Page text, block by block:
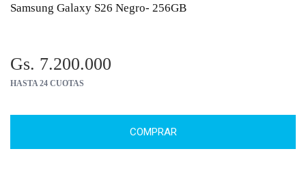
Samsung Galaxy S26 Negro- 256GB
Gs. 7.200.000
HASTA 24 CUOTAS
COMPRAR